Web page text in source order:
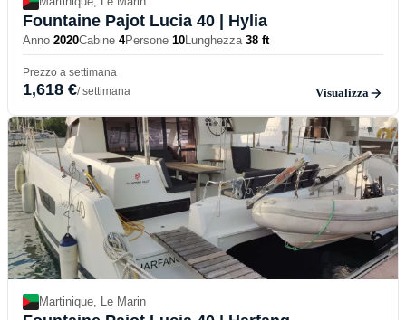
Fountaine Pajot Lucia 40 | Hylia
Anno 2020Cabine 4Persone 10Lunghezza 38 ft
Prezzo a settimana
1,618 €/ settimana Visualizza
Martinique, Le Marin